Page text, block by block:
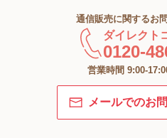
通信販売に関するお
ダイレクト
0120-
営業時間 9:00-
メールでのお